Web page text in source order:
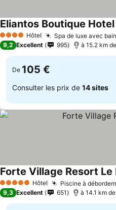
4 Étoiles Hôtel Spa de luxe avec
Eliantos Boutique Hotel
9,2 Excellent 995 à 15.2 km
De 105 €
Consulter les prix de 14 sites
5 Étoiles Hôtel Piscine à
Forte Village Resort Le
9,3 Excellent 651 à 14.1 km